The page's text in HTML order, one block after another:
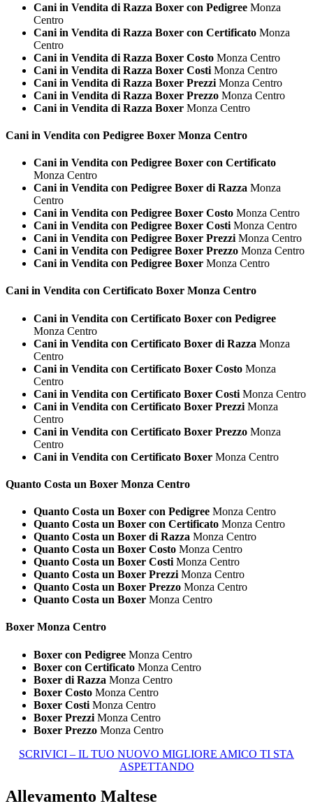
Cani in Vendita di Razza Boxer con Pedigree Monza
Centro
Cani in Vendita di Razza Boxer con Certificato Monza
Centro
Cani in Vendita di Razza Boxer Costo Monza Centro
Cani in Vendita di Razza Boxer Costi Monza Centro
Cani in Vendita di Razza Boxer Prezzi Monza Centro
Cani in Vendita di Razza Boxer Prezzo Monza Centro
Cani in Vendita di Razza Boxer Monza Centro
Cani in Vendita con Pedigree Boxer Monza Centro
Cani in Vendita con Pedigree Boxer con Certificato
Monza Centro
Cani in Vendita con Pedigree Boxer di Razza Monza
Centro
Cani in Vendita con Pedigree Boxer Costo Monza Centro
Cani in Vendita con Pedigree Boxer Costi Monza Centro
Cani in Vendita con Pedigree Boxer Prezzi Monza Centro
Cani in Vendita con Pedigree Boxer Prezzo Monza Centro
Cani in Vendita con Pedigree Boxer Monza Centro
Cani in Vendita con Certificato Boxer Monza Centro
Cani in Vendita con Certificato Boxer con Pedigree
Monza Centro
Cani in Vendita con Certificato Boxer di Razza Monza
Centro
Cani in Vendita con Certificato Boxer Costo Monza
Centro
Cani in Vendita con Certificato Boxer Costi Monza Centro
Cani in Vendita con Certificato Boxer Prezzi Monza
Centro
Cani in Vendita con Certificato Boxer Prezzo Monza
Centro
Cani in Vendita con Certificato Boxer Monza Centro
Quanto Costa un Boxer Monza Centro
Quanto Costa un Boxer con Pedigree Monza Centro
Quanto Costa un Boxer con Certificato Monza Centro
Quanto Costa un Boxer di Razza Monza Centro
Quanto Costa un Boxer Costo Monza Centro
Quanto Costa un Boxer Costi Monza Centro
Quanto Costa un Boxer Prezzi Monza Centro
Quanto Costa un Boxer Prezzo Monza Centro
Quanto Costa un Boxer Monza Centro
Boxer Monza Centro
Boxer con Pedigree Monza Centro
Boxer con Certificato Monza Centro
Boxer di Razza Monza Centro
Boxer Costo Monza Centro
Boxer Costi Monza Centro
Boxer Prezzi Monza Centro
Boxer Prezzo Monza Centro
SCRIVICI – IL TUO NUOVO MIGLIORE AMICO TI STA
ASPETTANDO
Allevamento Maltese